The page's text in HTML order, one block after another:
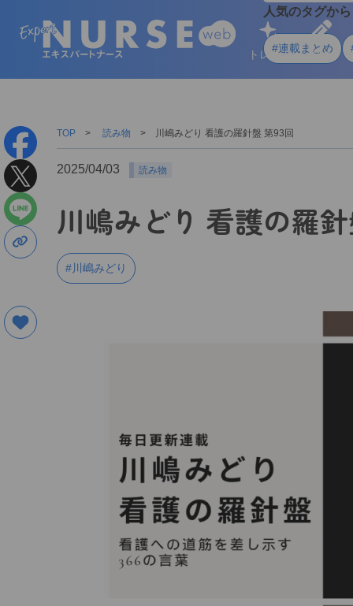
人気のタグか
#連載まとめ
トレンド 学ぶ
TOP 読み物 川嶋みどり 看護の羅針盤 第93回
2025/04/03 読み物
川嶋みどり 看護の羅
#川嶋みどり